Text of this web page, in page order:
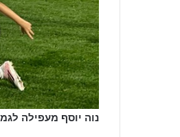
נוה יוסף מעפילה